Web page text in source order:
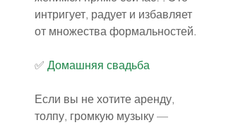
интригует, радует и избавляет
от множества формальностей.
✅️ Домашняя свадьба
Если вы не хотите аренду,
толпу, громкую музыку —